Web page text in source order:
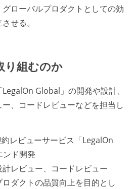
ローバルプロダクトとしての効
せる。
り組むのか
Global」の開発や設計、
、コードレビューなどを担当し
レビューサービス「LegalOn
ド開発
レビュー、コードレビュー
ダクトの品質向上を目的とし